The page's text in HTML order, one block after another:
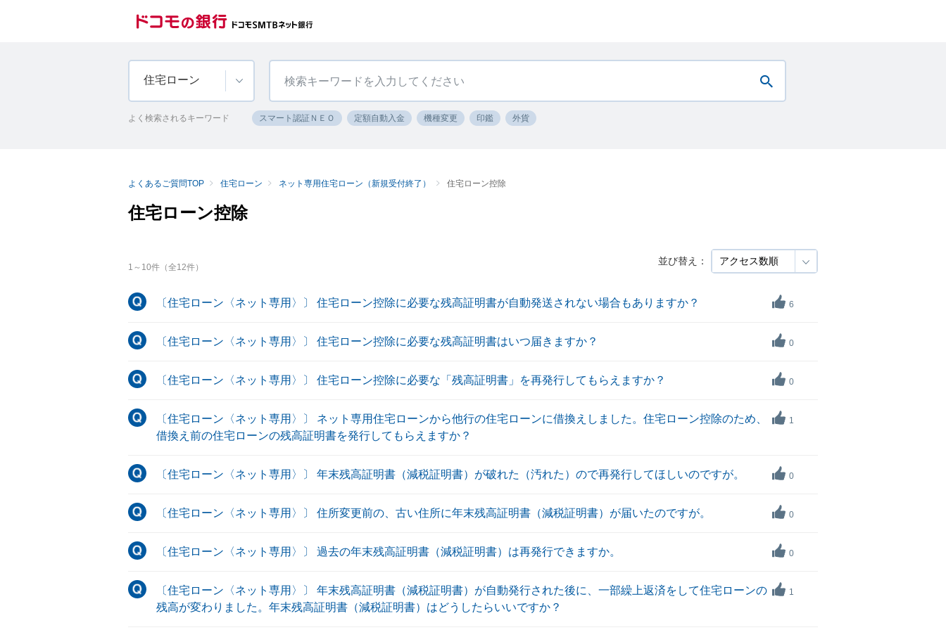
住宅ローン
よく検索されるキーワード スマート認証ＮＥＯ 定額自動入金 機種変更 印鑑 外貨
よくあるご質問TOP 住宅ローン ネット専用住宅ローン（新規受付終了） 住宅ローン控除
住宅ローン控除
並び替え：
1 ～ 10件（全12件）
〔住宅ローン〈ネット専用〉〕 住宅ローン控除に必要な残高証明書が自動発送されない場合もありますか？ 6
〔住宅ローン〈ネット専用〉〕 住宅ローン控除に必要な残高証明書はいつ届きますか？ 0
〔住宅ローン〈ネット専用〉〕 住宅ローン控除に必要な「残高証明書」を再発行してもらえますか？ 0
〔住宅ローン〈ネット専用〉〕 ネット専用住宅ローンから他行の住宅ローンに借換えしました。住宅ローン控除のため、
借換え前の住宅ローンの残高証明書を発行してもらえますか？
1
〔住宅ローン〈ネット専用〉〕 年末残高証明書（減税証明書）が破れた（汚れた）ので再発行してほしいのですが。 0
〔住宅ローン〈ネット専用〉〕 住所変更前の、古い住所に年末残高証明書（減税証明書）が届いたのですが。 0
〔住宅ローン〈ネット専用〉〕 過去の年末残高証明書（減税証明書）は再発行できますか。 0
〔住宅ローン〈ネット専用〉〕 年末残高証明書（減税証明書）が自動発行された後に、一部繰上返済をして住宅ローンの
残高が変わりました。年末残高証明書（減税証明書）はどうしたらいいですか？
1